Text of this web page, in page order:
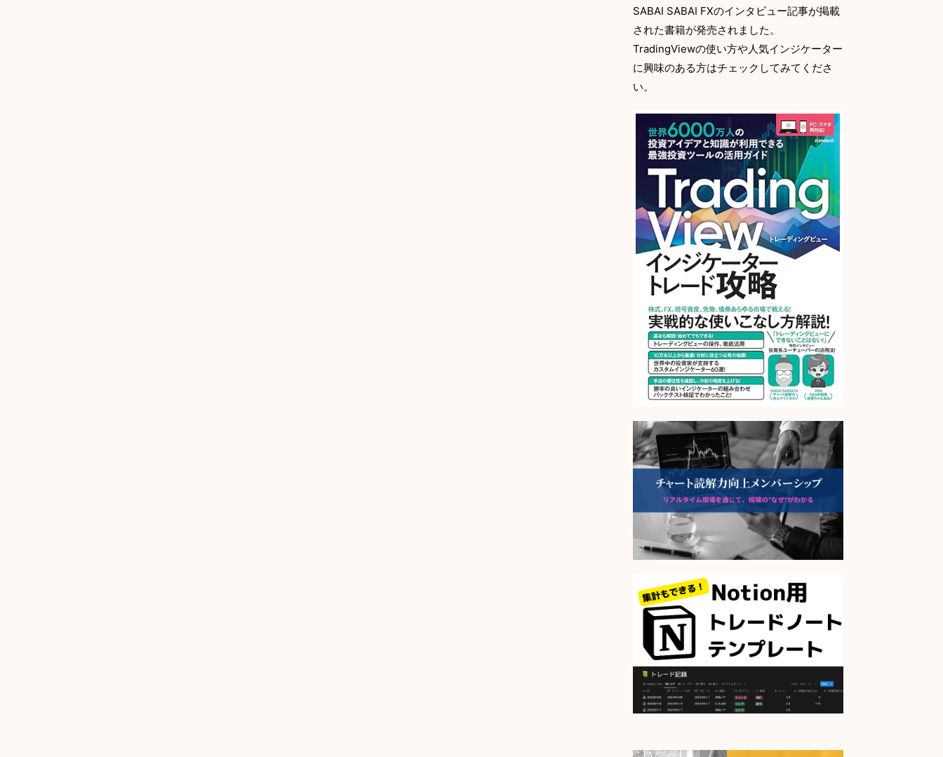
SABAI SABAI FXのインタビュー記事が掲載
された書籍が発売されました。
TradingViewの使い方や人気インジケーター
に興味のある方はチェックしてみてくださ
い。